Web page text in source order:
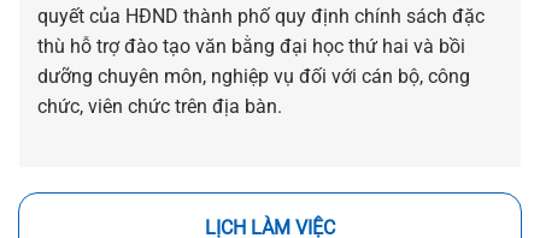
quyết của HĐND thành phố quy định chính sách đặc
thù hỗ trợ đào tạo văn bằng đại học thứ hai và bồi
dưỡng chuyên môn, nghiệp vụ đối với cán bộ, công
chức, viên chức trên địa bàn.
LỊCH LÀM VIỆC